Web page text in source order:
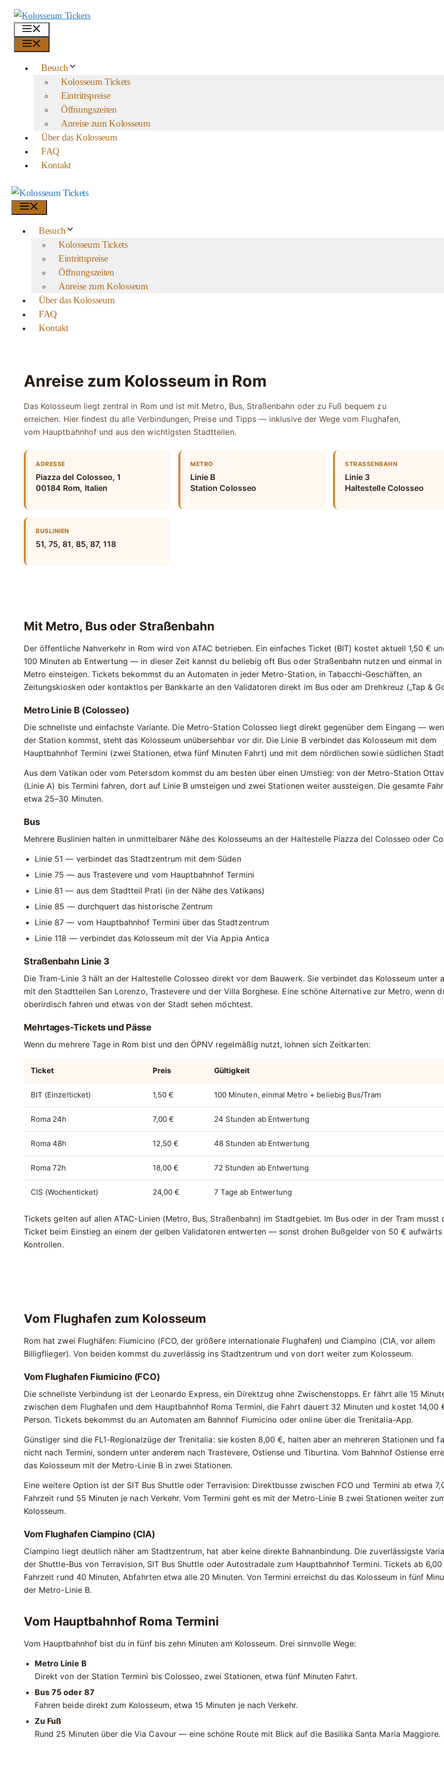
Zum
Inhalt
springen
Besuch
Kolosseum Tickets
Eintrittspreise
Öffnungszeiten
Anreise zum Kolosseum
Über das Kolosseum
FAQ
Kontakt
Besuch
Kolosseum Tickets
Eintrittspreise
Öffnungszeiten
Anreise zum Kolosseum
Über das Kolosseum
FAQ
Kontakt
Anreise zum Kolosseum in Rom
Das Kolosseum liegt zentral in Rom und ist mit Metro, Bus, Straßenbahn oder zu Fuß bequem zu
erreichen. Hier findest du alle Verbindungen, Preise und Tipps — inklusive der Wege vom Flughafen,
vom Hauptbahnhof und aus den wichtigsten Stadtteilen.
ADRESSE
Piazza del Colosseo, 1
00184 Rom, Italien
METRO
Linie B
Station Colosseo
STRASSENBAHN
Linie 3
Haltestelle Colosseo
BUSLINIEN
51, 75, 81, 85, 87, 118
Mit Metro, Bus oder Straßenbahn
Der öffentliche Nahverkehr in Rom wird von ATAC betrieben. Ein einfaches Ticket (BIT) kostet aktuell 1,50 €
100 Minuten ab Entwertung — in dieser Zeit kannst du beliebig oft Bus oder Straßenbahn nutzen und einmal in
Metro einsteigen. Tickets bekommst du an Automaten in jeder Metro-Station, in Tabacchi-Geschäften, an
Zeitungskiosken oder kontaktlos per Bankkarte an den Validatoren direkt im Bus oder am Drehkreuz („Tap &
Metro Linie B (Colosseo)
Die schnellste und einfachste Variante. Die Metro-Station Colosseo liegt direkt gegenüber dem Eingang —
der Station kommst, steht das Kolosseum unübersehbar vor dir. Die Linie B verbindet das Kolosseum mit dem
Hauptbahnhof Termini (zwei Stationen, etwa fünf Minuten Fahrt) und mit dem nördlichen sowie südlichen
Aus dem Vatikan oder vom Petersdom kommst du am besten über einen Umstieg: von der Metro-Station
(Linie A) bis Termini fahren, dort auf Linie B umsteigen und zwei Stationen weiter aussteigen. Die gesamte
etwa 25–30 Minuten.
Bus
Mehrere Buslinien halten in unmittelbarer Nähe des Kolosseums an der Haltestelle Piazza del Colosseo oder
Linie 51 — verbindet das Stadtzentrum mit dem Süden
Linie75 — aus Trastevere und vom Hauptbahnhof Termini
Linie 81 — aus dem Stadtteil Prati (in der Nähe des Vatikans)
Linie 85 — durchquert das historische Zentrum
Linie 87 — vom Hauptbahnhof Termini über das Stadtzentrum
Linie 118 — verbindet das Kolosseum mit der Via Appia Antica
Straßenbahn Linie 3
Die Tram-Linie 3 hält an der Haltestelle Colosseo direkt vor dem Bauwerk. Sie verbindet das Kolosseum unter
mit den Stadtteilen San Lorenzo, Trastevere und der Villa Borghese. Eine schöne Alternative zur Metro, wenn
oberirdisch fahren und etwas von der Stadt sehen möchtest.
Mehrtages-Tickets und Pässe
Wenn du mehrere Tage in Rom bist und den ÖPNV regelmäßig nutzt, lohnen sich Zeitkarten:
Ticket Preis Gültigkeit
BIT (Einzelticket) 1,50 € 100 Minuten, einmal Metro + beliebig Bus/Tram
Roma 24h 7,00 € 24 Stunden ab Entwertung
Roma 48h 12,50 € 48 Stunden ab Entwertung
Roma 72h 18,00 € 72 Stunden ab Entwertung
CIS (Wochenticket) 24,00 € 7 Tage ab Entwertung
Tickets gelten auf allen ATAC-Linien (Metro, Bus, Straßenbahn) im Stadtgebiet. Im Bus oder in der Tram musst
Ticket beim Einstieg an einem der gelben Validatoren entwerten — sonst drohen Bußgelder von 50 € aufwärts
Kontrollen.
Vom Flughafen zum Kolosseum
Rom hat zwei Flughäfen: Fiumicino (FCO, der größere internationale Flughafen) und Ciampino (CIA, vor allem
Billigflieger). Von beiden kommst du zuverlässig ins Stadtzentrum und von dort weiter zum Kolosseum.
Vom Flughafen Fiumicino (FCO)
Die schnellste Verbindung ist der Leonardo Express, ein Direktzug ohne Zwischenstopps. Er fährt alle 15
zwischen dem Flughafen und dem Hauptbahnhof Roma Termini, die Fahrt dauert 32 Minuten und kostet 14,00
Person. Tickets bekommst du an Automaten am Bahnhof Fiumicino oder online über die Trenitalia-App.
Günstiger sind die FL1-Regionalzüge der Trenitalia: sie kosten 8,00 €, halten aber an mehreren Stationen und
nicht nach Termini, sondern unter anderem nach Trastevere, Ostiense und Tiburtina. Vom Bahnhof Ostiense
das Kolosseum mit der Metro-Linie B in zwei Stationen.
Eine weitere Option ist der SIT Bus Shuttle oderTerravision: Direktbusse zwischen FCO und Termini ab etwa
Fahrzeit rund 55 Minuten je nach Verkehr. Vom Termini geht es mit der Metro-Linie B zwei Stationen weiter
Kolosseum.
Vom Flughafen Ciampino (CIA)
Ciampino liegt deutlich näher am Stadtzentrum, hat aber keine direkte Bahnanbindung. Die zuverlässigste
der Shuttle-Bus vonTerravision, SIT Bus Shuttle oder Autostradale zum Hauptbahnhof Termini. Tickets ab
Fahrzeit rund 40 Minuten, Abfahrten etwa alle 20 Minuten. Von Termini erreichst du das Kolosseum in fünf
der Metro-Linie B.
Vom Hauptbahnhof Roma Termini
Vom Hauptbahnhof bist du in fünf bis zehn Minuten am Kolosseum. Drei sinnvolle Wege:
Metro Linie B
Direkt von der Station Termini bis Colosseo, zwei Stationen, etwa fünf Minuten Fahrt.
Bus 75 oder 87
Fahren beide direkt zum Kolosseum, etwa 15 Minuten je nach Verkehr.
Zu Fuß
Rund 25 Minuten über die Via Cavour — eine schöne Route mit Blick auf die Basilika Santa Maria Maggiore.